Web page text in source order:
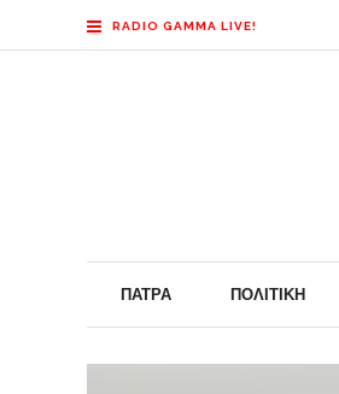
RADIO GAMMA LIVE!
ΠΆΤΡΑ ΠΟΛΙΤΙΚΉ